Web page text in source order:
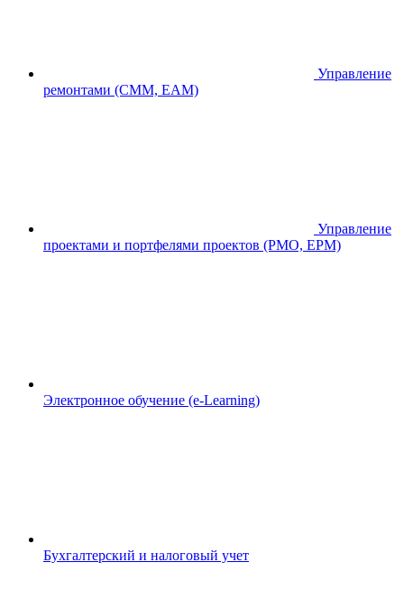
Управление
ремонтами (CMM, EAM)
Управление
проектами и портфелями проектов (PMO, EPM)
Электронное обучение (e-Learning)
Бухгалтерский и налоговый учет